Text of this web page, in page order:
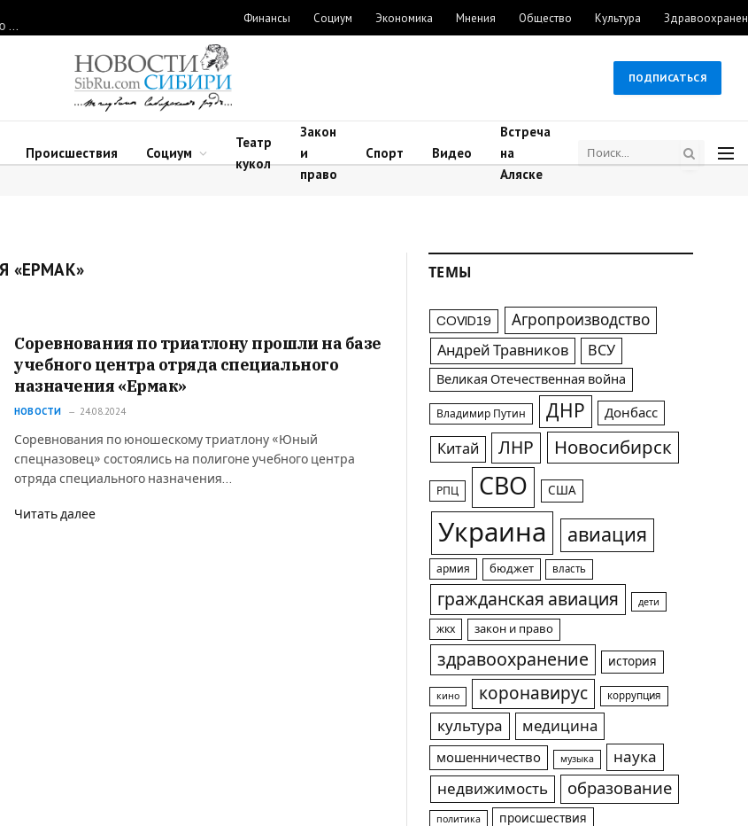
Нарушителей природоохранного законодательства ловят с помощью дронов в Новосибирской области
Финансы Социум Экономика Мнения Общество Культура
ПОДПИСАТЬСЯ
Происшествия Социум
Театр
кукол
Закон
и
право
Спорт Видео
Встреча
на
Аляске
«ЕРМАК»
Соревнования по триатлону прошли на базе
учебного центра отряда специального
назначения «Ермак»
НОВОСТИ 24.08.2024
Соревнования по юношескому триатлону «Юный
спецназовец» состоялись на полигоне учебного центра
отряда специального назначения…
Читать далее
ТЕМЫ
COVID19 Агропроизводство
Андрей Травников ВСУ
Великая Отечественная война
Владимир Путин ДНР Донбасс
Китай ЛНР Новосибирск
РПЦ СВО США
Украина авиация
армия бюджет власть
гражданская авиация дети
жкх закон и право
здравоохранение история
кино коронавирус коррупция
культура медицина
мошенничество музыка
наука
недвижимость
образование
политика происшествия